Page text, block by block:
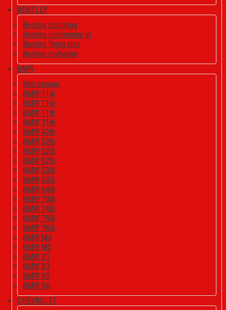
BENTLEY
Bentley bentayga
Bentley continental gt
Bentley flying spur
Bentley mulsanne
BMW
Mini cooper
BMW 114i
BMW 116i
BMW 118i
BMW 318i
BMW 428i
BMW 520i
BMW 523i
BMW 525i
BMW 530i
BMW 535i
BMW 640i
BMW 730i
BMW 740i
BMW 750i
BMW 760i
BMW M3
BMW M5
BMW X1
BMW X3
BMW X5
BMW X6
CHEVROLET